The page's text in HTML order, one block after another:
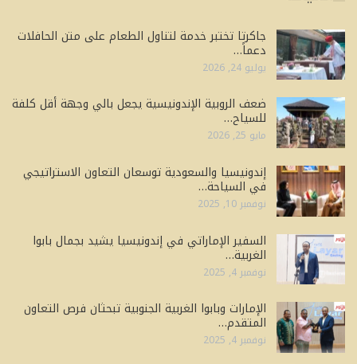
جاكرتا تختبر خدمة لتناول الطعام على متن الحافلات
دعماً…
يوليو 24, 2026
ضعف الروبية الإندونيسية يجعل بالي وجهة أقل كلفة
للسياح…
مايو 25, 2026
إندونيسيا والسعودية توسعان التعاون الاستراتيجي
في السياحة…
نوفمبر 10, 2025
السفير الإماراتي في إندونيسيا يشيد بجمال بابوا
الغربية…
نوفمبر 4, 2025
الإمارات وبابوا الغربية الجنوبية تبحثان فرص التعاون
المتقدم…
نوفمبر 4, 2025